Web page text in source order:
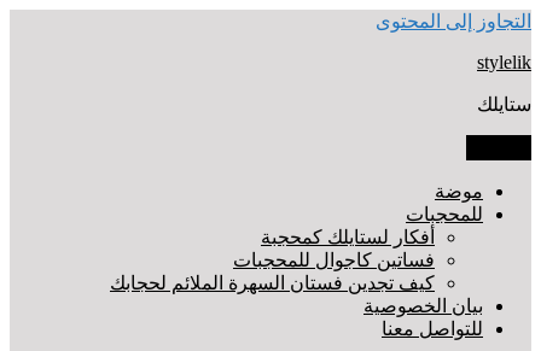
التجاوز إلى المحتوى
stylelik
ستايلك
موضة
للمحجبات
أفكار لستايلك كمحجبة
فساتين كاجوال للمحجبات
كيف تجدين فستان السهرة الملائم لحجابك
بيان الخصوصية
للتواصل معنا